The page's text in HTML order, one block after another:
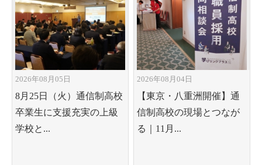
2026年08月05日
8月25日（火）通信制高校
卒業生に支援充実の上級
学校と...
2026年08月04日
【東京・八重洲開催】通
信制高校の現場とつなが
る｜11月...